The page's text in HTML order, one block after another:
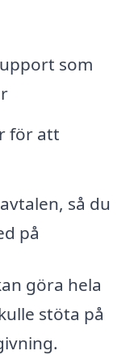
som
för att
så du
på
göra hela
stöta på